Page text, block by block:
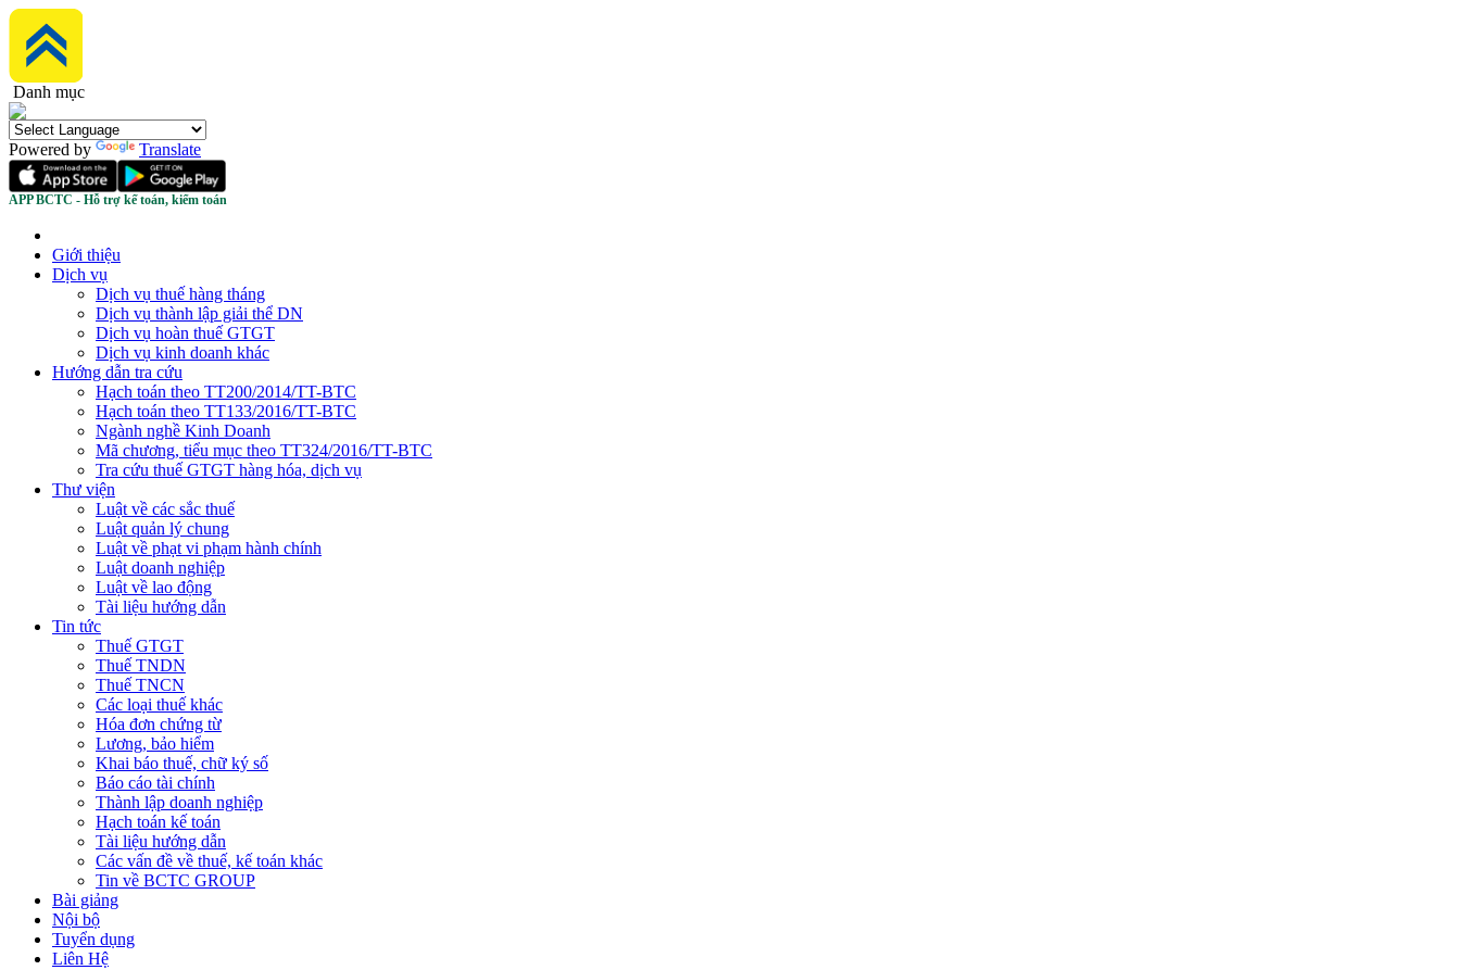
Danh mục
Powered by Translate
APP BCTC - Hỗ trợ kế toán, kiểm toán
Giới thiệu
Dịch vụ
Dịch vụ thuế hàng tháng
Dịch vụ thành lập giải thể DN
Dịch vụ hoàn thuế GTGT
Dịch vụ kinh doanh khác
Hướng dẫn tra cứu
Hạch toán theo TT200/2014/TT-BTC
Hạch toán theo TT133/2016/TT-BTC
Ngành nghề Kinh Doanh
Mã chương, tiểu mục theo TT324/2016/TT-BTC
Tra cứu thuế GTGT hàng hóa, dịch vụ
Thư viện
Luật về các sắc thuế
Luật quản lý chung
Luật về phạt vi phạm hành chính
Luật doanh nghiệp
Luật về lao động
Tài liệu hướng dẫn
Tin tức
Thuế GTGT
Thuế TNDN
Thuế TNCN
Các loại thuế khác
Hóa đơn chứng từ
Lương, bảo hiểm
Khai báo thuế, chữ ký số
Báo cáo tài chính
Thành lập doanh nghiệp
Hạch toán kế toán
Tài liệu hướng dẫn
Các vấn đề về thuế, kế toán khác
Tin về BCTC GROUP
Bài giảng
Nội bộ
Tuyển dụng
Liên Hệ